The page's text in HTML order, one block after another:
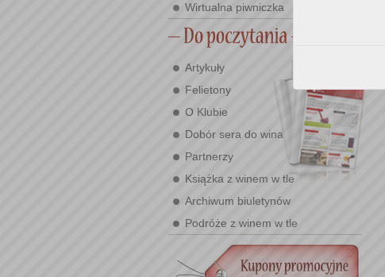
Wirtualna piwniczka
Artykuły
Felietony
O Klubie
Dobór sera do wina
Partnerzy
Książka z winem w tle
Archiwum biuletynów
Podróże z winem w tle